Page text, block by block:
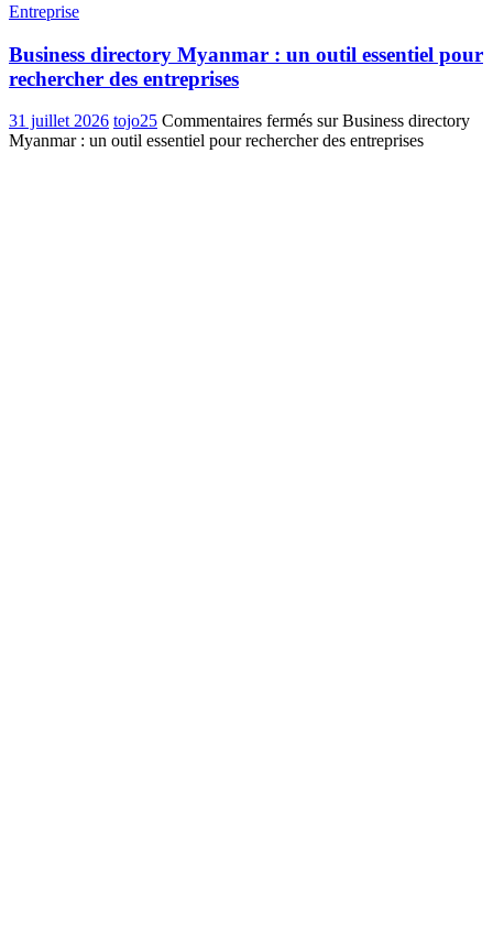
Entreprise
Business directory Myanmar : un outil essentiel pour
rechercher des entreprises
31 juillet 2026 tojo25 Commentaires fermés sur Business directory
Myanmar : un outil essentiel pour rechercher des entreprises